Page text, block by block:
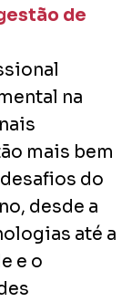
de
na
mais bem
do
desde a
até a
e o